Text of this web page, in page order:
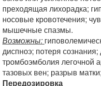
преходящая лихорадка;
носовые кровотечения;
мышечные спазмы.
Возможны:
диспноэ; потеря
тромбоэмболия легочной
тазовых вен; разрыв
Передозировка